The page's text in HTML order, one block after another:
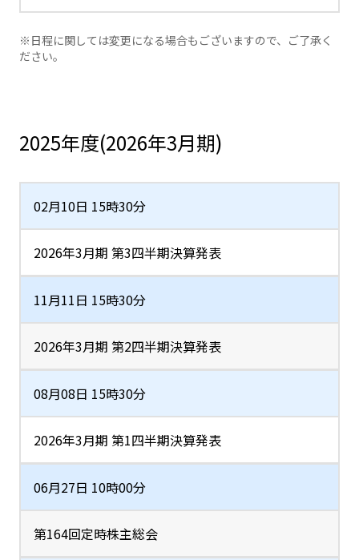
※日程に関しては変更になる場合もございますので、ご了承く
ださい。
2025年度(2026年3月期)
02月10日 15時30分
2026年3月期 第3四半期決算発表
11月11日 15時30分
2026年3月期 第2四半期決算発表
08月08日 15時30分
2026年3月期 第1四半期決算発表
06月27日 10時00分
第164回定時株主総会